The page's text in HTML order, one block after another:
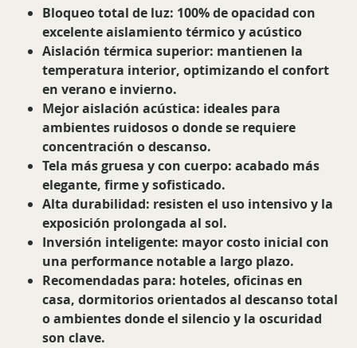
Bloqueo total de luz: 100% de opacidad con
excelente aislamiento térmico y acústico
Aislación térmica superior: mantienen la
temperatura interior, optimizando el confort
en verano e invierno.
Mejor aislación acústica: ideales para
ambientes ruidosos o donde se requiere
concentración o descanso.
Tela más gruesa y con cuerpo: acabado más
elegante, firme y sofisticado.
Alta durabilidad: resisten el uso intensivo y la
exposición prolongada al sol.
Inversión inteligente: mayor costo inicial con
una performance notable a largo plazo.
Recomendadas para: hoteles, oficinas en
casa, dormitorios orientados al descanso total
o ambientes donde el silencio y la oscuridad
son clave.